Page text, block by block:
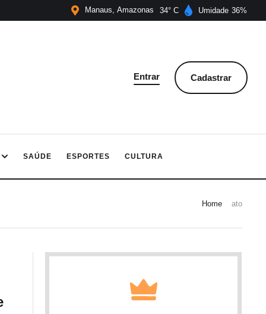
Manaus Amazonas 34 Umidade 36
Entrar Cadastrar
SAÚDE ESPORTES CULTURA
Home ato